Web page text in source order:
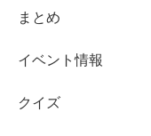
まとめ
イベント情報
クイズ